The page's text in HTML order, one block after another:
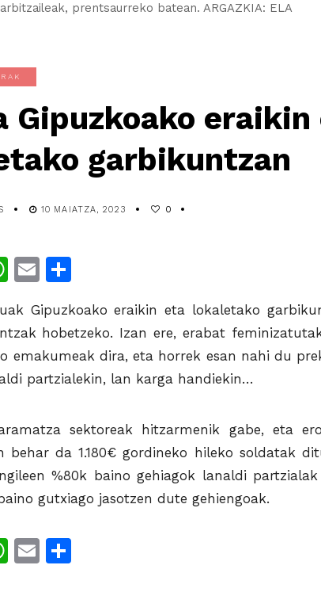
prentsaurreko batean. ARGAZKIA: ELA
Gipuzkoako
garbikuntzan
10 MAIATZA, 2023 0
WhatsApp
Email
Gipuzkoako eraikin eta lokaletako
hobetzeko. Izan ere, erabat
emakumeak dira, eta horrek esan nahi du
partzialekin, lan karga handiekin…
sektoreak hitzarmenik gabe, eta
behar da 1.180€ gordineko hileko soldatak
%80k baino gehiagok lanaldi
gutxiago jasotzen dute gehiengoak.
WhatsApp
Email